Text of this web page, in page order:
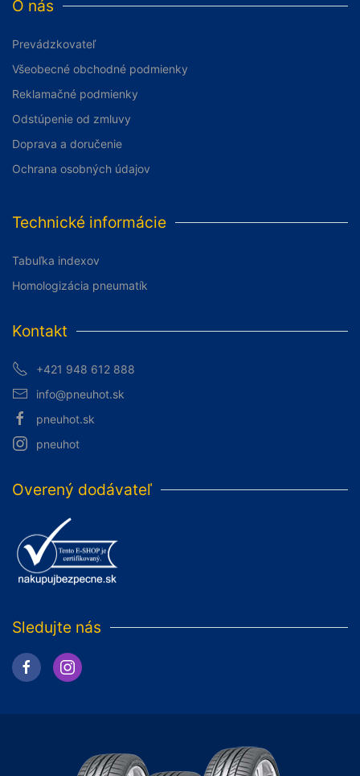
O nás
Prevádzkovateľ
Všeobecné obchodné podmienky
Reklamačné podmienky
Odstúpenie od zmluvy
Doprava a doručenie
Ochrana osobných údajov
Technické informácie
Tabuľka indexov
Homologizácia pneumatík
Kontakt
+421 948 612 888
info@pneuhot.sk
pneuhot.sk
pneuhot
Overený dodávateľ
Sledujte nás